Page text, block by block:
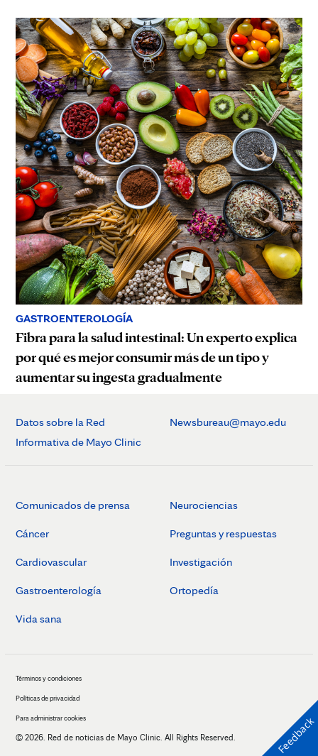
GASTROENTEROLOGÍA
Fibra para la salud intestinal: Un experto explica
por qué es mejor consumir más de un tipo y
aumentar su ingesta gradualmente
Datos sobre la Red
Informativa de Mayo Clinic
Newsbureau@mayo.edu
Comunicados de prensa
Cáncer
Cardiovascular
Gastroenterología
Vida sana
Neurociencias
Preguntas y respuestas
Investigación
Ortopedía
Términos y condiciones
Políticas de privacidad
Para administrar cookies
© 2026. Red de noticias de Mayo Clinic. All Rights Reserved. Feedback